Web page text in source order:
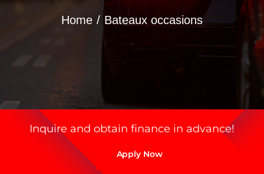
Redo Services Nautic
Home Bateaux occasions
Inquire and obtain finance in advance!
Apply Now